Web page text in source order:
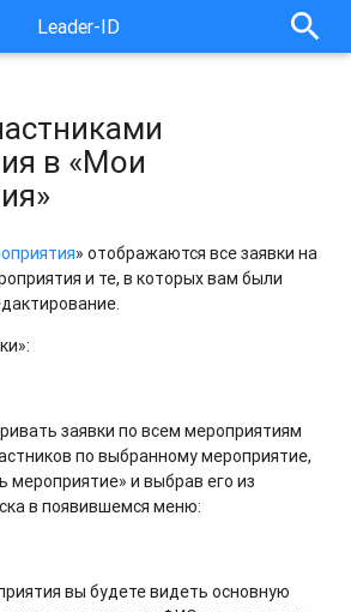
Leader-ID search
в «Мои
» отображаются все заявки на
и те, в которых вам были
заявки по всем мероприятиям
по выбранному мероприятие,
мероприятие» и выбрав его из
в появившемся меню:
вы будете видеть основную